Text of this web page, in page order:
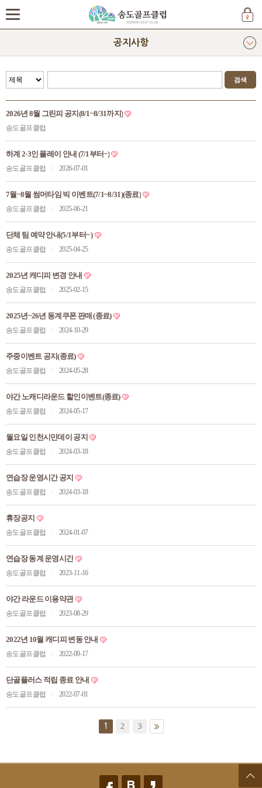
공지사항
2026년 8월 그린피 공지(8/1~8/31까지)
송도골프클럽
하계 2·3인 플레이 안내 (7/1부터~)
송도골프클럽 / 2026-07-01
7월~8월 썸머타임 빅 이벤트(7/1~8/31)(종료)
송도골프클럽 / 2025-06-21
단체 팀 예약 안내(5/1부터~ )
송도골프클럽 / 2025-04-25
2025년 캐디피 변경 안내
송도골프클럽 / 2025-02-15
2025년~26년 동계쿠폰 판매 (종료)
송도골프클럽 / 2024-10-29
주중이벤트 공지(종료)
송도골프클럽 / 2024-05-28
야간 노캐디라운드 할인이벤트(종료)
송도골프클럽 / 2024-05-17
월요일 인천시민데이 공지
송도골프클럽 / 2024-03-18
연습장 운영시간 공지
송도골프클럽 / 2024-03-18
휴장공지
송도골프클럽 / 2024-01-07
연습장 동계 운영시간
송도골프클럽 / 2023-11-16
야간 라운드 이용약관
송도골프클럽 / 2023-08-29
2022년 10월 캐디피 변동 안내
송도골프클럽 / 2022-09-17
단골플러스 적립 종료 안내
송도골프클럽 / 2022-07-01
1 2 3